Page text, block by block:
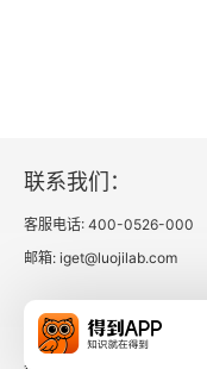
联系我们：
客服电话: 400-0526-000
邮箱: iget@luojilab.com
相关链接：